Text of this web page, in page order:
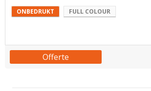
ONBEDRUKT FULL COLOUR
Offerte